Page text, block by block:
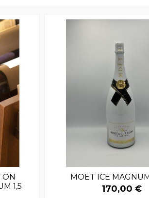
1,5
MOET ICE
170,00 €